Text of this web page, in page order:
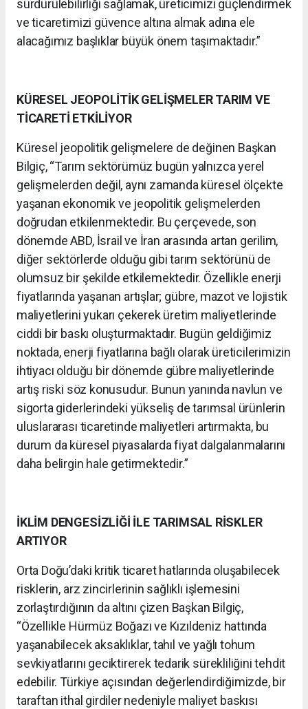
sürdürülebilirliği sağlamak, üreticimizi güçlendirmek
ve ticaretimizi güvence altına almak adına ele
alacağımız başlıklar büyük önem taşımaktadır.”
KÜRESEL JEOPOLİTİK GELİŞMELER TARIM VE
TİCARETİ ETKİLİYOR
Küresel jeopolitik gelişmelere de değinen Başkan
Bilgiç, “Tarım sektörümüz bugün yalnızca yerel
gelişmelerden değil, aynı zamanda küresel ölçekte
yaşanan ekonomik ve jeopolitik gelişmelerden
doğrudan etkilenmektedir. Bu çerçevede, son
dönemde ABD, İsrail ve İran arasında artan gerilim,
diğer sektörlerde olduğu gibi tarım sektörünü de
olumsuz bir şekilde etkilemektedir. Özellikle enerji
fiyatlarında yaşanan artışlar; gübre, mazot ve lojistik
maliyetlerini yukarı çekerek üretim maliyetlerinde
ciddi bir baskı oluşturmaktadır. Bugün geldiğimiz
noktada, enerji fiyatlarına bağlı olarak üreticilerimizin
ihtiyacı olduğu bir dönemde gübre maliyetlerinde
artış riski söz konusudur. Bunun yanında navlun ve
sigorta giderlerindeki yükseliş de tarımsal ürünlerin
uluslararası ticaretinde maliyetleri artırmakta, bu
durum da küresel piyasalarda fiyat dalgalanmalarını
daha belirgin hale getirmektedir.”
İKLİM DENGESİZLİĞİ İLE TARIMSAL RİSKLER
ARTIYOR
Orta Doğu’daki kritik ticaret hatlarında oluşabilecek
risklerin, arz zincirlerinin sağlıklı işlemesini
zorlaştırdığının da altını çizen Başkan Bilgiç,
“Özellikle Hürmüz Boğazı ve Kızıldeniz hattında
yaşanabilecek aksaklıklar, tahıl ve yağlı tohum
sevkiyatlarını geciktirerek tedarik sürekliliğini tehdit
edebilir. Türkiye açısından değerlendirdiğimizde, bir
taraftan ithal girdiler nedeniyle maliyet baskısı